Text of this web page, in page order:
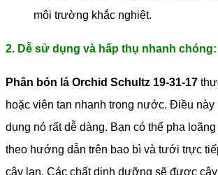
môi trường khắc nghiệt.
2. Dễ sử dụng và hấp thụ nhanh chóng:
Phân bón lá Orchid Schultz 19-31-17
hoặc viên tan nhanh trong nước. Điều
dụng nó rất dễ dàng. Bạn có thể pha
theo hướng dẫn trên bao bì và tưới trực
cây lan. Các chất dinh dưỡng sẽ được